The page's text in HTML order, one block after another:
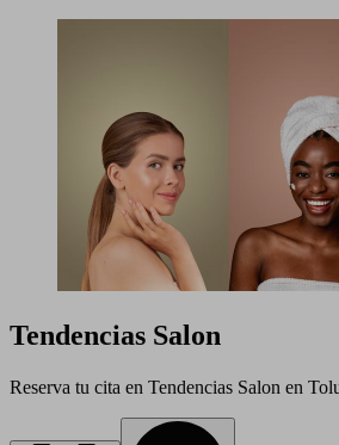
Tendencias Salon
Reserva tu cita en Tendencias Salon en